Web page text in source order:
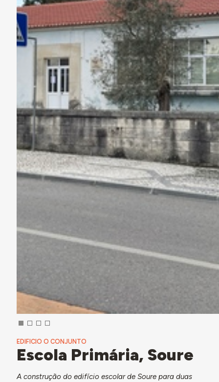
EDIFICIO O CONJUNTO
Escola Primária, Soure
A construção do edifício escolar de Soure para duas